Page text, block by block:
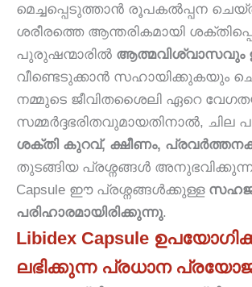
മെച്ചപ്പെടുത്താൻ രൂപകല്‍പ്പന
ശരീരത്തെ ആന്തരികമായി
പുരുഷന്മാരിൽ ആത്മവിശ്വാസവും
വീണ്ടെടുക്കാൻ സഹായിക്കുകയും
നമ്മുടെ ജീവിതശൈലി ഏറെ
സമ്മർദ്ദഭരിതവുമായതിനാൽ, ചില
ശക്തി കുറവ്, ക്ഷീണം,
തുടങ്ങിയ പ്രശ്നങ്ങൾ അനുഭവിക്കുന്നു.
Capsule ഈ പ്രശ്നങ്ങൾക്കുള്ള
പരിഹാരമായിരിക്കുന്നു.
Libidex Capsule
ലഭിക്കുന്ന പ്രധാന